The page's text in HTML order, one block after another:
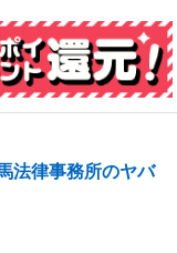
法律事務所のヤバ